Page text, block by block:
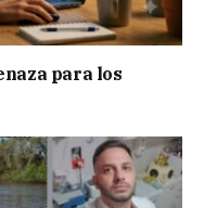
para los